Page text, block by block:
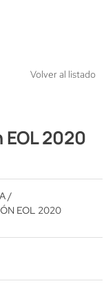
Volver al listado
2020
/
EOL 2020